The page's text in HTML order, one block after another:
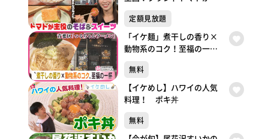
定額見放題
「イケ麺」煮干しの香り×
動物系のコク！至福の一
ン】 （仙台・青葉区）
無料
【イケめし】ハワイの人気
料理！ ポキ丼
無料